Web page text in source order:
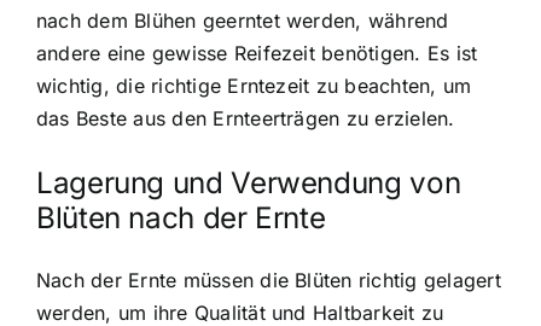
nach dem Blühen geerntet werden, während
andere eine gewisse Reifezeit benötigen. Es ist
wichtig, die richtige Erntezeit zu beachten, um
das Beste aus den Ernteerträgen zu erzielen.
Lagerung und Verwendung von
Blüten nach der Ernte
Nach der Ernte müssen die Blüten richtig gelagert
werden, um ihre Qualität und Haltbarkeit zu